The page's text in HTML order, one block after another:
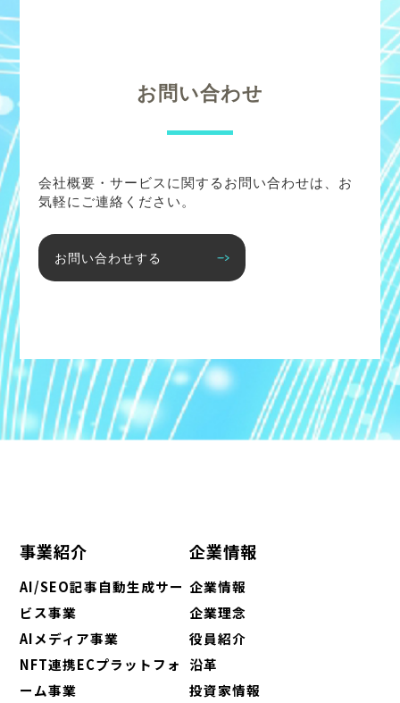
お問い合わせ
会社概要・サービスに関するお問い合わせは、お
気軽にご連絡ください。
お問い合わせする
事業紹介
AI/SEO記事自動生成サー
ビス事業
AIメディア事業
NFT連携ECプラットフォ
ーム事業
企業情報
企業情報
企業理念
役員紹介
沿革
投資家情報